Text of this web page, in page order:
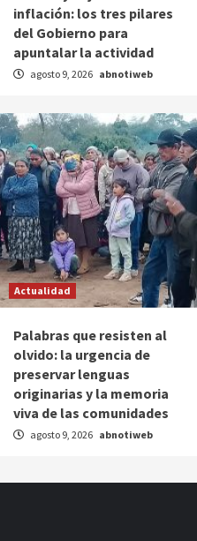
inflación: los tres pilares
del Gobierno para
apuntalar la actividad
agosto 9, 2026 abnotiweb
Actualidad
Palabras que resisten al
olvido: la urgencia de
preservar lenguas
originarias y la memoria
viva de las comunidades
agosto 9, 2026 abnotiweb